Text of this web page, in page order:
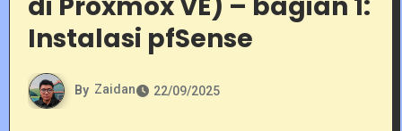
Instalasi pfSense
By Zaidan 22/09/2025